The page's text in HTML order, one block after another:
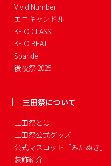
Vivid Number
エコキャンドル
KEIO CLASS
KEIO BEAT
Sparkle
後夜祭 2025
三田祭について
三田祭とは
三田祭公式グッズ
公式マスコット「みたぬき」
装飾紹介